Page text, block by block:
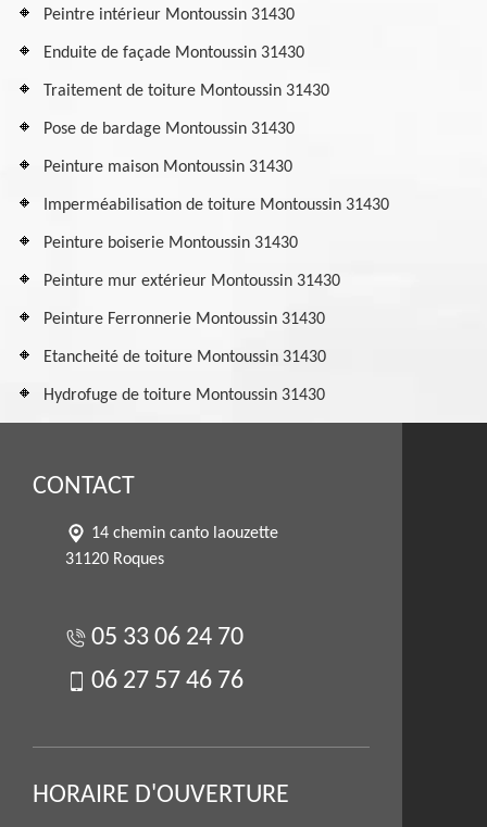
Peintre intérieur Montoussin 31430
Enduite de façade Montoussin 31430
Traitement de toiture Montoussin 31430
Pose de bardage Montoussin 31430
Peinture maison Montoussin 31430
Imperméabilisation de toiture Montoussin 31430
Peinture boiserie Montoussin 31430
Peinture mur extérieur Montoussin 31430
Peinture Ferronnerie Montoussin 31430
Etancheité de toiture Montoussin 31430
Hydrofuge de toiture Montoussin 31430
CONTACT
14 chemin canto laouzette
31120 Roques
05 33 06 24 70
06 27 57 46 76
HORAIRE D'OUVERTURE